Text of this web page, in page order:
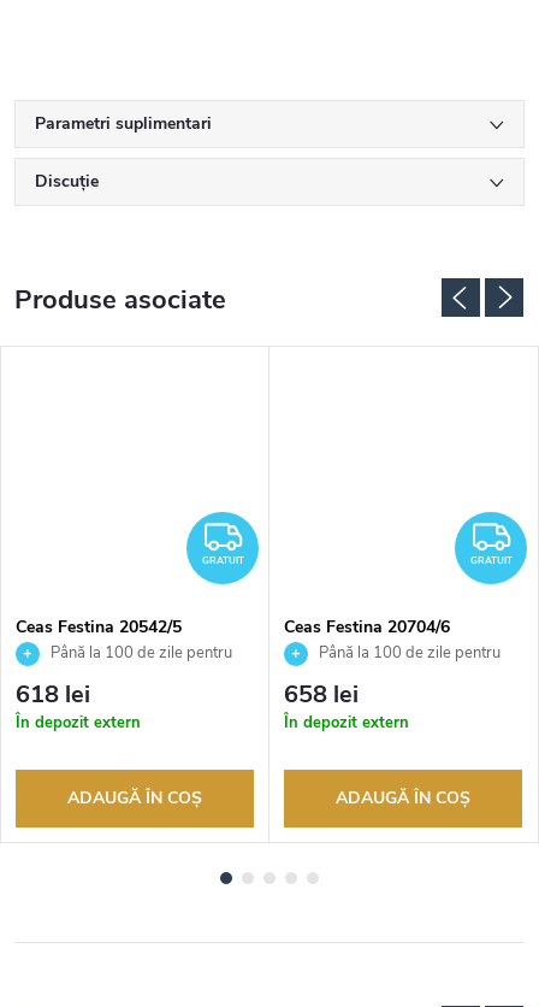
Parametri suplimentari
Discuţie
Produse asociate
GRATUIT
GRATUIT
Ceas Festina 20542/5
Până la 100 de zile pentru
returnarea bunurilor. Vânzător
autorizat
618 lei
În depozit extern
ADAUGĂ ÎN COŞ
GRATUIT
Ceas Festina 20704/6
Până la 100 de zile pentru
returnarea bunurilor. Vânzător
autorizat
658 lei
În depozit extern
ADAUGĂ ÎN COŞ